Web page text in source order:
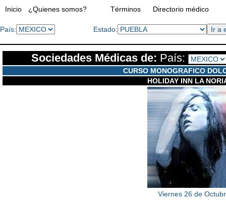
Inicio ¿Quienes somos? Términos Directorio médico
País: Estado:
Sociedades Médicas de: País:
CURSO MONOGRAFICO
HOLIDAY INN LA
Viernes 26 de